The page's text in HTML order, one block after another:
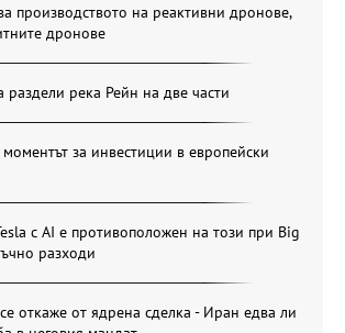
производството на реактивни дронове,
дронове
река Рейн на две части
за инвестиции в европейски
с AI е противоположен на този при Big
разходи
откаже от ядрена сделка - Иран едва ли